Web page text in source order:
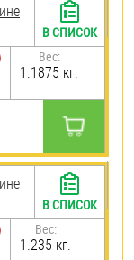
Вес:
1.1875 кг.
В СПИСОК
Вес:
1.235 кг.
В СПИСОК